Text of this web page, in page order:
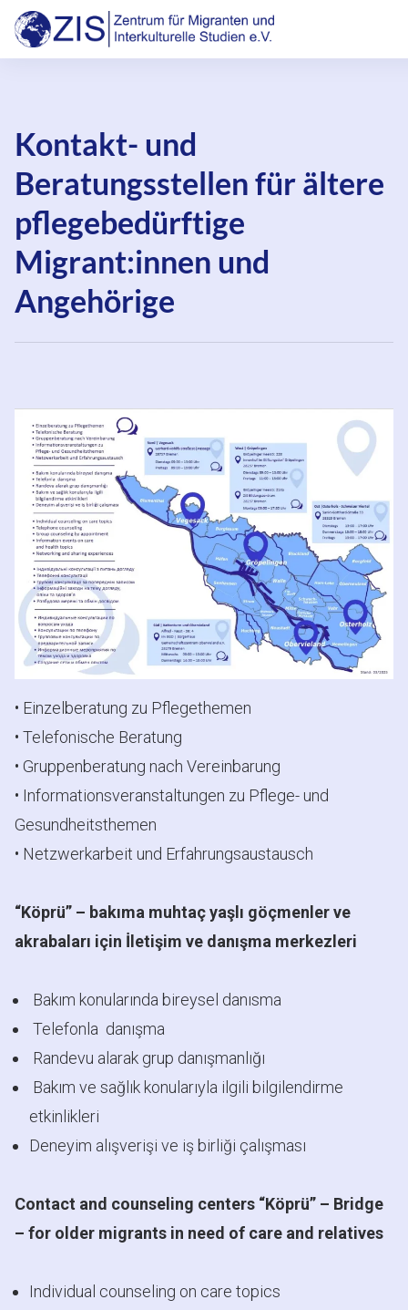
Inhalte
überspringen
ZIS – Zentrum für Migranten und Interkulturelle
Kontakt- und
Beratungsstellen für ältere
pflegebedürftige
Migrant:innen und
Angehörige
• Einzelberatung zu Pflegethemen
• Telefonische Beratung
• Gruppenberatung nach Vereinbarung
• Informationsveranstaltungen zu Pflege- und
Gesundheitsthemen
• Netzwerkarbeit und Erfahrungsaustausch
“Köprü” – bakıma muhtaç yaşlı göçmenler ve
akrabaları için İletişim ve danışma merkezleri
Bakım konularında bireysel danısma
Telefonla danışma
Randevu alarak grup danışmanlığı
Bakım ve sağlık konularıyla ilgili bilgilendirme
etkinlikleri
Deneyim alışverişi ve iş birliği çalışması
Contact and counseling centers “Köprü” – Bridge
– for older migrants in need of care and relatives
Individual counseling on care topics